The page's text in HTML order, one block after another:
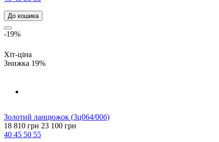
До кошика
-19%
Хіт-ціна
Знижка 19%
Золотий ланцюжок (3ц064/00б)
18 810 грн 23 100 грн
40 45 50 55